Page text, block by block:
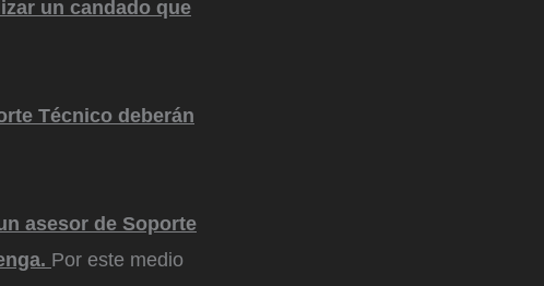
un candado que
Técnico deberán
asesor de Soporte
Por este medio